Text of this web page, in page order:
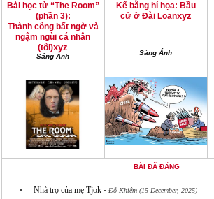
Bài học từ “The Room”
(phần 3):
Thành công bất ngờ và
ngậm ngùi cá nhân
(tôi)xyz
Sáng Ánh
Kể bằng hí họa: Bầu
cử ở Đài Loanxyz
Sáng Ánh
BÀI ĐÃ ĐĂNG
Nhà trọ của mẹ Tjok- Đỗ Khiêm (15 December, 2025)